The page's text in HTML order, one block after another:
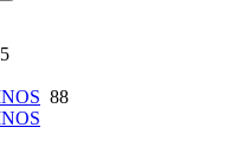
5
88